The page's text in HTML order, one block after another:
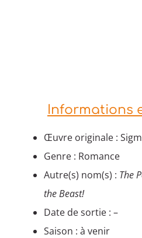
Informations
Œuvre originale :
Genre : Romance
Autre(s) nom(s) : The
the Beast!
Date de sortie : –
Saison : à venir